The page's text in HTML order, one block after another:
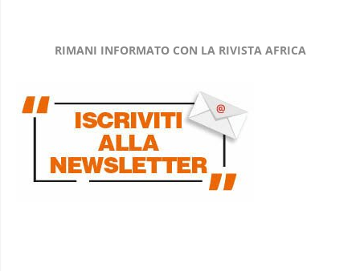
RIMANI INFORMATO CON LA RIVISTA AFRICA